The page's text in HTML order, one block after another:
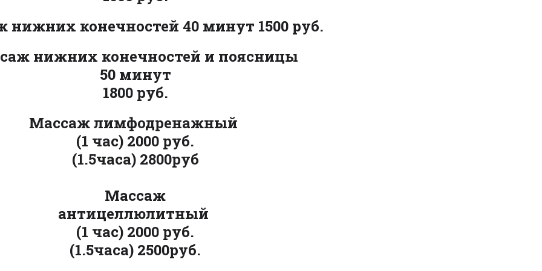
нижних конечностей 40 минут 1500 руб.
нижних конечностей и поясницы
50 минут
1800 руб.
Массаж лимфодренажный
(1 час) 2000 руб.
(1.5часа) 2800руб
Массаж
антицеллюлитный
(1 час) 2000 руб.
(1.5часа) 2500руб.